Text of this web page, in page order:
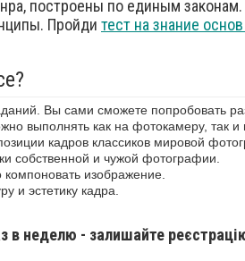
построены по единым
Пройди тест на знание
Вы сами сможете попробовать
выполнять как на фотокамеру, так и
кадров классиков мировой
собственной и чужой фотографии.
изображение.
и эстетику кадра.
в неделю - залишайте